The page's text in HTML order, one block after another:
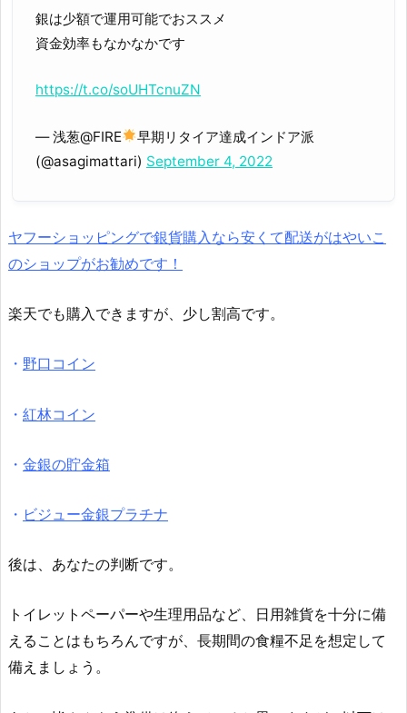
銀は少額で運用可能でおススメ
資金効率もなかなかです
https://t.co/soUHTcnuZN
— 浅葱@FIRE
早期リタイア達成インドア派
(@asagimattari) September 4, 2022
ヤフーショッピングで銀貨購入なら安くて配送がはやいこ
のショップがお勧めです！
楽天でも購入できますが、少し割高です。
・ 野口コイン
・ 紅林コイン
・ 金銀の貯金箱
・ ビジュー金銀プラチナ
後は、あなたの判断です。
トイレットペーパーや生理用品など、日用雑貨を十分に備
えることはもちろんですが、長期間の食糧不足を想定して
備えましょう。